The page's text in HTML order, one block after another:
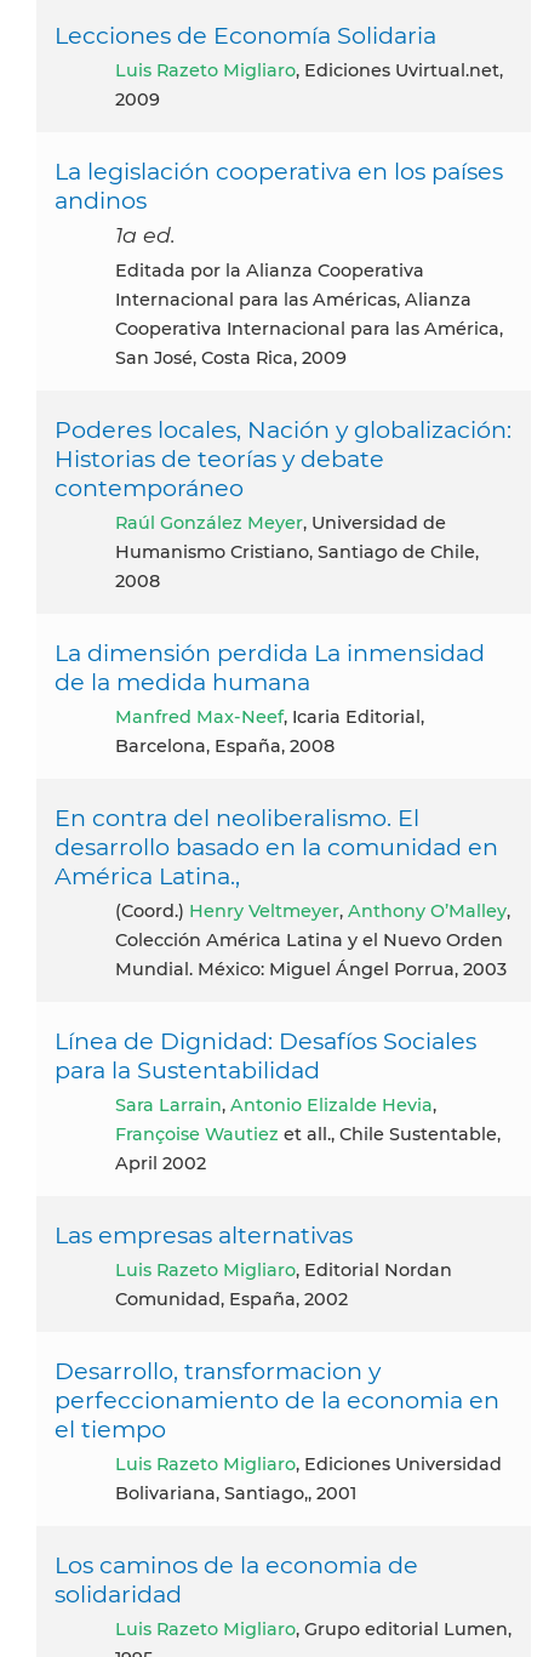
Lecciones de Economía Solidaria
Luis Razeto Migliaro, Ediciones Uvirtual.net,
2009
La legislación cooperativa en los países
andinos
1a ed.
Editada por la Alianza Cooperativa
Internacional para las Américas, Alianza
Cooperativa Internacional para las América,
San José, Costa Rica, 2009
Poderes locales, Nación y globalización:
Historias de teorías y debate
contemporáneo
Raúl González Meyer, Universidad de
Humanismo Cristiano, Santiago de Chile,
2008
La dimensión perdida La inmensidad
de la medida humana
Manfred Max-Neef, Icaria Editorial,
Barcelona, España, 2008
En contra del neoliberalismo. El
desarrollo basado en la comunidad en
América Latina.,
(Coord.) Henry Veltmeyer, Anthony O’Malley,
Colección América Latina y el Nuevo Orden
Mundial. México: Miguel Ángel Porrua, 2003
Línea de Dignidad: Desafíos Sociales
para la Sustentabilidad
Sara Larrain, Antonio Elizalde Hevia,
Françoise Wautiez et all., Chile Sustentable,
April 2002
Las empresas alternativas
Luis Razeto Migliaro, Editorial Nordan
Comunidad, España, 2002
Desarrollo, transformacion y
perfeccionamiento de la economia en
el tiempo
Luis Razeto Migliaro, Ediciones Universidad
Bolivariana, Santiago,, 2001
Los caminos de la economia de
solidaridad
Luis Razeto Migliaro, Grupo editorial Lumen,